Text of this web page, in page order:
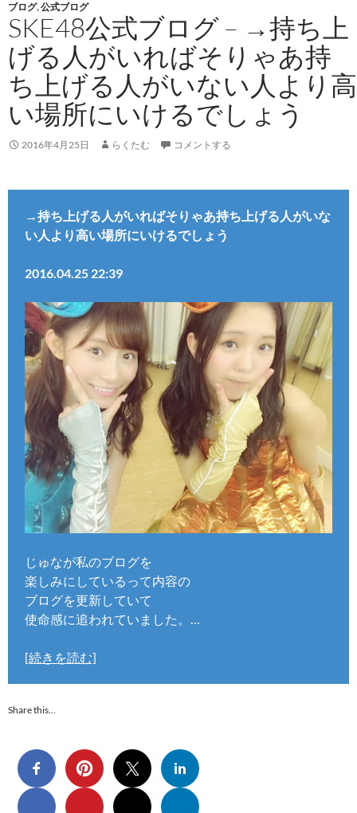
ブログ,公式ブログ
SKE48公式ブログ – →持ち上
げる人がいればそりゃあ持
ち上げる人がいない人より高
い場所にいけるでしょう
2016年4月25日 らくたむ コメントする
→持ち上げる人がいればそりゃあ持ち上げる人がいな
い人より高い場所にいけるでしょう
2016.04.25 22:39
じゅなが私のブログを
楽しみにしているって内容の
ブログを更新していて
使命感に追われていました。…
[続きを読む]
Share this…